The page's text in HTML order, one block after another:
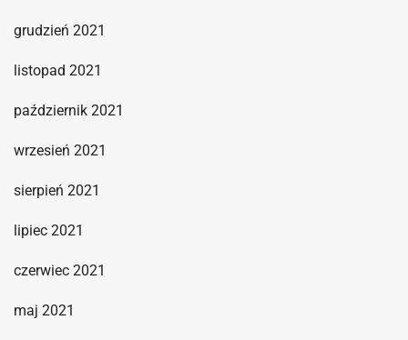
grudzień 2021
listopad 2021
październik 2021
wrzesień 2021
sierpień 2021
lipiec 2021
czerwiec 2021
maj 2021